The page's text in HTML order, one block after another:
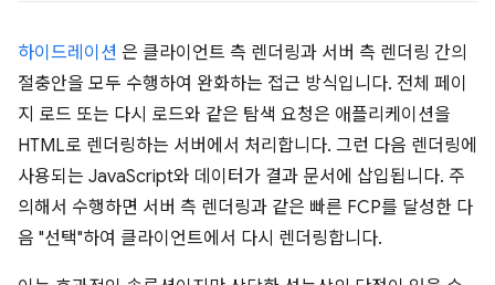
하이드레이션 은 클라이언트 측 렌더링과 서버 측 렌더링 간의
절충안을 모두 수행하여 완화하는 접근 방식입니다. 전체 페이
지 로드 또는 다시 로드와 같은 탐색 요청은 애플리케이션을
HTML로 렌더링하는 서버에서 처리합니다. 그런 다음 렌더링에
사용되는 JavaScript와 데이터가 결과 문서에 삽입됩니다. 주
의해서 수행하면 서버 측 렌더링과 같은 빠른 FCP를 달성한 다
음 "선택"하여 클라이언트에서 다시 렌더링합니다.